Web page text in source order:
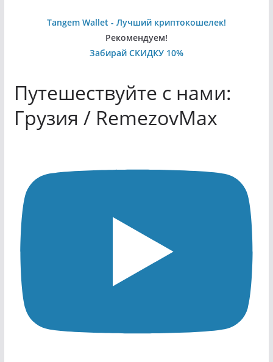
Tangem Wallet - Лучший криптокошелек!
Рекомендуем!
Забирай СКИДКУ 10%
Путешествуйте с нами:
Грузия / RemezovMax